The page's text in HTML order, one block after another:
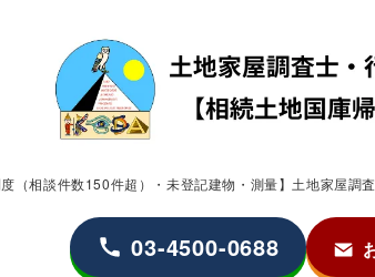
度（相談件数150件超）・未登記建物・測量】土地家屋
03-4500-0688